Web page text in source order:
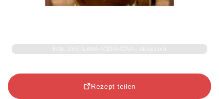
Rezept teilen